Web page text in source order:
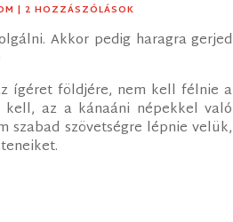
| 2 HOZZÁSZÓLÁSOK
Akkor pedig haragra gerjed
ígéret földjére, nem kell félnie a
az a kánaáni népekkel való
szabad szövetségre lépnie velük,